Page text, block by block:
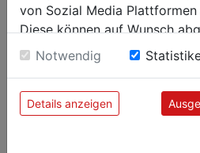
von Sozial Media
Diese können auf Wunsch
sie unsere Webseite weiter
Einwilligung zu unseren
Notwendig
Details anzeigen